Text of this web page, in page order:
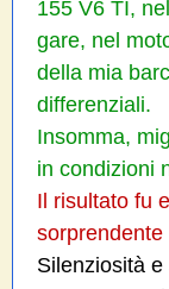
155 V6 TI,
gare, nel
della mia
differenziali.
Insomma,
in condizioni
Il risultato fu
sorprendente
Silenziosità